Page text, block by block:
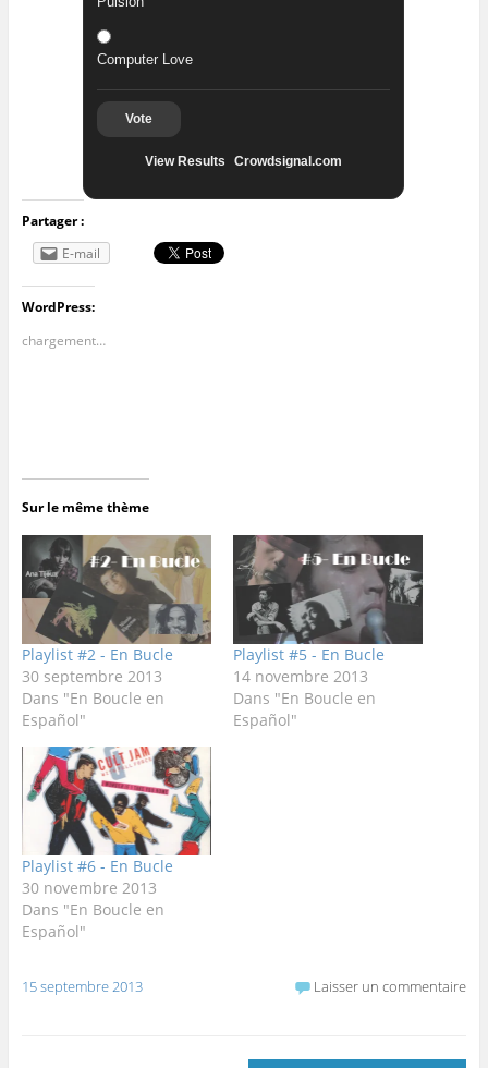
Computer Love
Vote
View Results Crowdsignal.com
Partager :
E-mail
WordPress:
chargement…
Sur le même thème
Playlist #2 - En Bucle
30 septembre 2013
Dans "En Boucle en
Español"
Playlist #5 - En Bucle
14 novembre 2013
Dans "En Boucle en
Español"
Playlist #6 - En Bucle
30 novembre 2013
Dans "En Boucle en
Español"
15 septembre 2013 Laisser un commentaire